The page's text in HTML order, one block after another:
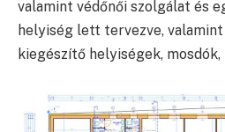
valamint védőnői szolgálat és
helyiség lett tervezve,
kiegészítő helyiségek, mosdók,